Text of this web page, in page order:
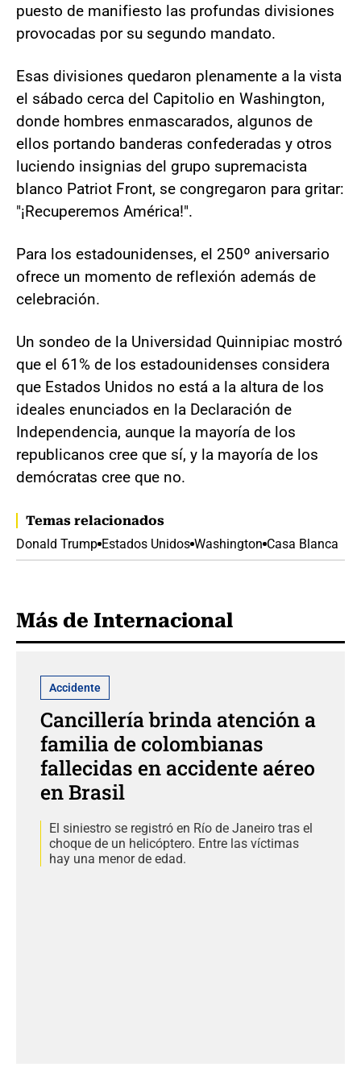
puesto de manifiesto las profundas divisiones
provocadas por su segundo mandato.
Esas divisiones quedaron plenamente a la vista
el sábado cerca del Capitolio en Washington,
donde hombres enmascarados, algunos de
ellos portando banderas confederadas y otros
luciendo insignias del grupo supremacista
blanco Patriot Front, se congregaron para gritar:
"¡Recuperemos América!".
Para los estadounidenses, el 250º aniversario
ofrece un momento de reflexión además de
celebración.
Un sondeo de la Universidad Quinnipiac mostró
que el 61% de los estadounidenses considera
que Estados Unidos no está a la altura de los
ideales enunciados en la Declaración de
Independencia, aunque la mayoría de los
republicanos cree que sí, y la mayoría de los
demócratas cree que no.
Temas relacionados
Donald Trump Estados Unidos Washington Casa Blanca
Más de Internacional
Accidente
Cancillería brinda atención a
familia de colombianas
fallecidas en accidente aéreo
en Brasil
El siniestro se registró en Río de Janeiro tras el
choque de un helicóptero. Entre las víctimas
hay una menor de edad.